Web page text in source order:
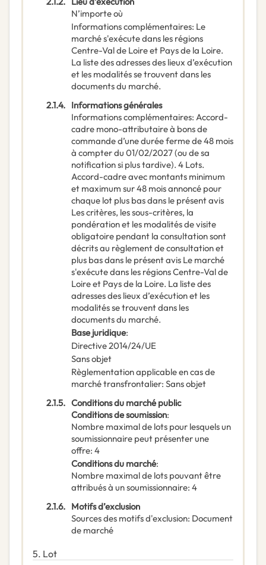
N’importe où
Informations complémentaires: Le
marché s'exécute dans les régions
Centre-Val de Loire et Pays de la Loire.
La liste des adresses des lieux d’exécution
et les modalités se trouvent dans les
documents du marché.
2.1.4. Informations générales
Informations complémentaires: Accord-
cadre mono-attributaire à bons de
commande d’une durée ferme de 48 mois
à compter du 01/02/2027 (ou de sa
notification si plus tardive). 4 Lots.
Accord-cadre avec montants minimum
et maximum sur 48 mois annoncé pour
chaque lot plus bas dans le présent avis
Les critères, les sous-critères, la
pondération et les modalités de visite
obligatoire pendant la consultation sont
décrits au règlement de consultation et
plus bas dans le présent avis Le marché
s'exécute dans les régions Centre-Val de
Loire et Pays de la Loire. La liste des
adresses des lieux d’exécution et les
modalités se trouvent dans les
documents du marché.
Base juridique:
Directive 2014/24/UE
Sans objet
Règlementation applicable en cas de
marché transfrontalier: Sans objet
2.1.5. Conditions du marché public
Conditions de soumission:
Nombre maximal de lots pour lesquels un
soumissionnaire peut présenter une
offre: 4
Conditions du marché:
Nombre maximal de lots pouvant être
attribués à un soumissionnaire: 4
2.1.6. Motifs d’exclusion
Sources des motifs d'exclusion: Document
de marché
5. Lot